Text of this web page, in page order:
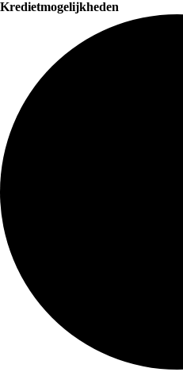
Kredietmogelijkheden